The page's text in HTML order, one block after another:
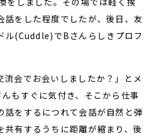
話をした程度でしたが、後日、友
ル(Cuddle)でBさんらしきプロフ
流会でお会いしましたか？」とメ
もすぐに気付き、そこから仕事
話をするにつれて会話が自然と弾
共有するうちに距離が縮まり、後